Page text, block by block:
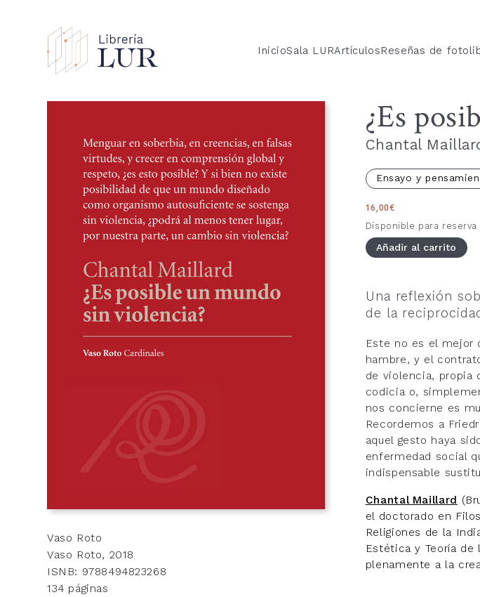
InicioSala LURArtículosReseñas de
Vaso Roto
Vaso Roto, 2018
ISNB: 9788494823268
134 páginas
¿Es
Chantal
Ensayo y
16,00€
Disponible para reserva
Añadir al carrito
Una reflexión
de la
Este no es el mejor
hambre, y el
de violencia, propia
codicia o,
nos concierne es
Recordemos a
aquel gesto haya
enfermedad social
indispensable
Chantal Maillard
el doctorado en
Religiones de la
Estética y Teoría de
plenamente a la